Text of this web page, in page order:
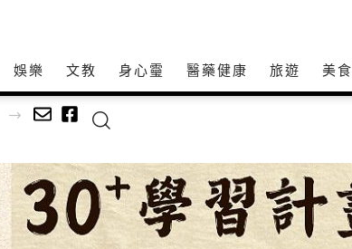
娛樂 文教 身心𩆜 醫藥健康 旅遊 美食